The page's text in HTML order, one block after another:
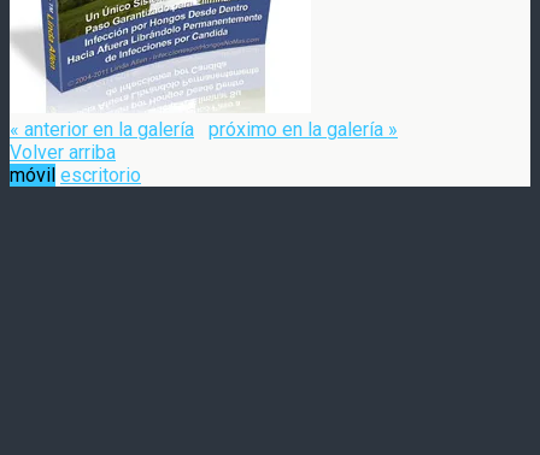
« anterior en la galería
próximo en la galería »
Volver arriba
móvil escritorio